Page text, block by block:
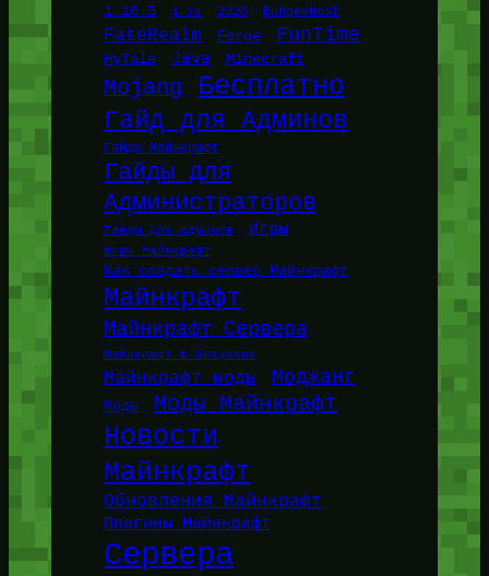
1.16.5 1.21 2026 BungeeHost
FateRealm Forge FunTime
HyTale Java Minecraft
Mojang Бесплатно
Гайд для Админов
Гайды Майнкрафт
Гайды для
Администраторов
Гайды для админов Игры
Игры Майнкрафт
Как создать сервер Майнкрафт
Майнкрафт
Майнкрафт Сервера
Майнкрафт в браузере
Майнкрафт моды Моджанг
Моды Моды Майнкрафт
Новости
Майнкрафт
Обновления Майнкрафт
Плагины Майнкрафт
Сервера